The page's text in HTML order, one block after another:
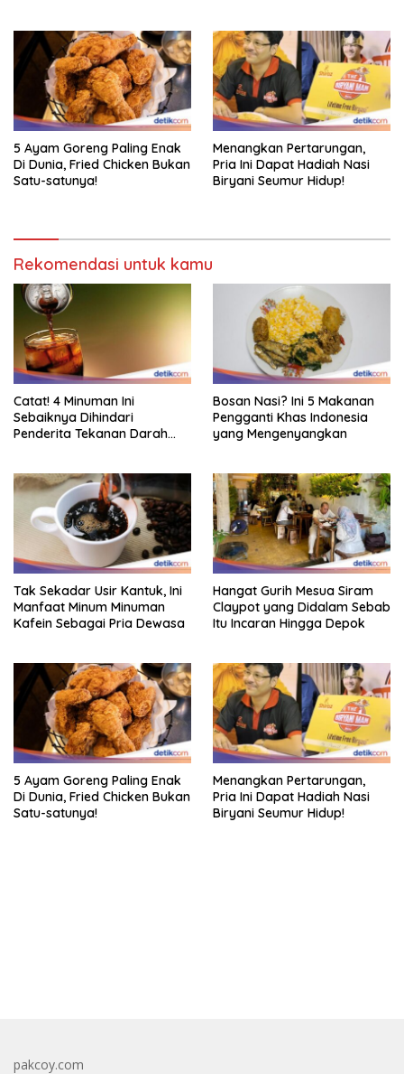
5 Ayam Goreng Paling Enak
Di Dunia, Fried Chicken Bukan
Satu-satunya!
Menangkan Pertarungan,
Pria Ini Dapat Hadiah Nasi
Biryani Seumur Hidup!
Rekomendasi untuk kamu
Catat! 4 Minuman Ini
Sebaiknya Dihindari
Penderita Tekanan Darah
Bosan Nasi? Ini 5 Makanan
Pengganti Khas Indonesia
yang Mengenyangkan
Tak Sekadar Usir Kantuk, Ini
Manfaat Minum Minuman
Kafein Sebagai Pria Dewasa
Hangat Gurih Mesua Siram
Claypot yang Didalam Sebab
Itu Incaran Hingga Depok
5 Ayam Goreng Paling Enak
Di Dunia, Fried Chicken Bukan
Satu-satunya!
Menangkan Pertarungan,
Pria Ini Dapat Hadiah Nasi
Biryani Seumur Hidup!
pakcoy.com